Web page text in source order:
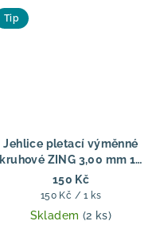
6.00 mm 7.00 mm
Tip
Jehlice pletací výměnné
kruhové ZING 3,00 mm 13
cm
150 Kč
Měrná
cena:
150 Kč / 1 ks
Skladem (2 ks)